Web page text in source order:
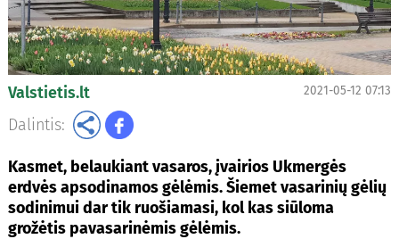
Valstietis.lt 2021-05-12 07:13
Dalintis:
Kasmet, belaukiant vasaros, įvairios Ukmergės
erdvės apsodinamos gėlėmis. Šiemet vasarinių gėlių
sodinimui dar tik ruošiamasi, kol kas siūloma
grožėtis pavasarinėmis gėlėmis.